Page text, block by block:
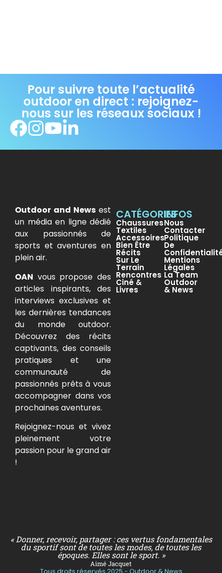
Pour suivre toute l’actualité
outdoor en direct : rejoignez-
nous sur les réseaux sociaux !
Outdoor and News est
un média en ligne dédié
aux passionnés de
sports et aventures en
plein air.
OAN vous propose des
articles inspirants, des
interviews exclusives et
les dernières tendances
du monde outdoor.
Découvrez des récits
captivants, des conseils
pratiques et une
communauté de
passionnés prêts à vous
accompagner dans vos
prochaines aventures.
Rejoignez-nous et vivez
pleinement votre
passion pour le grand air
!
CATÉGORIES
Chaussures
Textiles
Accessoires
Bien Être
Récits
Sur Le
Terrain
Rencontres
Ciné &
Livres
INFOS
Nous
Contacter
Politique
De
Mentions
Légales
La Team
Outdoor
& News
« Donner, recevoir, partager : ces vertus fondamentales
du sportif sont de toutes les modes, de toutes les
époques. Elles sont le sport. »
Aimé Jacquet
Tous droits réservés 2025 - Outdoor & News